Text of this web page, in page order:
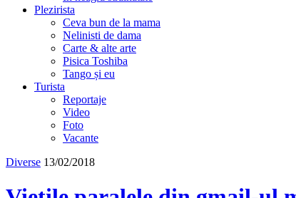
Plezirista
Ceva bun de la mama
Nelinisti de dama
Carte & alte arte
Pisica Toshiba
Tango și eu
Turista
Reportaje
Video
Foto
Vacante
Diverse 13/02/2018